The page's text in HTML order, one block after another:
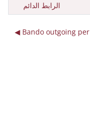
الرابط الدائم
Bando outgoing per